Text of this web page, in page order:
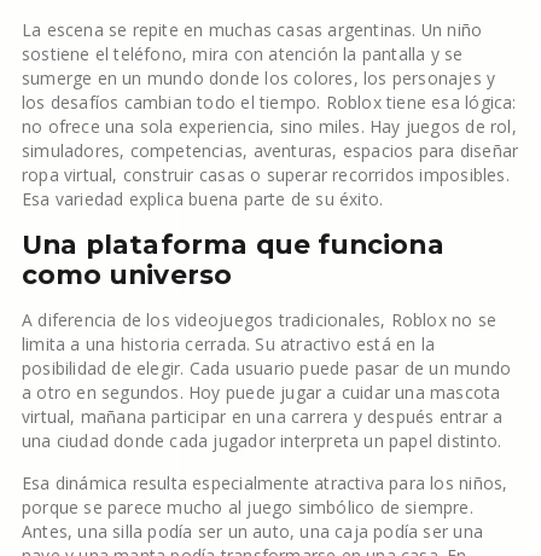
La escena se repite en muchas casas argentinas. Un niño
sostiene el teléfono, mira con atención la pantalla y se
sumerge en un mundo donde los colores, los personajes y
los desafíos cambian todo el tiempo. Roblox tiene esa lógica:
no ofrece una sola experiencia, sino miles. Hay juegos de rol,
simuladores, competencias, aventuras, espacios para diseñar
ropa virtual, construir casas o superar recorridos imposibles.
Esa variedad explica buena parte de su éxito.
Una plataforma que funciona
como universo
A diferencia de los videojuegos tradicionales, Roblox no se
limita a una historia cerrada. Su atractivo está en la
posibilidad de elegir. Cada usuario puede pasar de un mundo
a otro en segundos. Hoy puede jugar a cuidar una mascota
virtual, mañana participar en una carrera y después entrar a
una ciudad donde cada jugador interpreta un papel distinto.
Esa dinámica resulta especialmente atractiva para los niños,
porque se parece mucho al juego simbólico de siempre.
Antes, una silla podía ser un auto, una caja podía ser una